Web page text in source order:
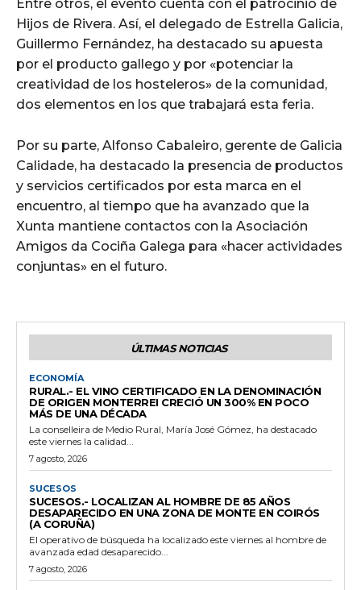
Entre otros, el evento cuenta con el patrocinio de
Hijos de Rivera. Así, el delegado de Estrella Galicia,
Guillermo Fernández, ha destacado su apuesta
por el producto gallego y por «potenciar la
creatividad de los hosteleros» de la comunidad,
dos elementos en los que trabajará esta feria.
Por su parte, Alfonso Cabaleiro, gerente de Galicia
Calidade, ha destacado la presencia de productos
y servicios certificados por esta marca en el
encuentro, al tiempo que ha avanzado que la
Xunta mantiene contactos con la Asociación
Amigos da Cociña Galega para «hacer actividades
conjuntas» en el futuro.
ÚLTIMAS NOTICIAS
ECONOMÍA
RURAL.- EL VINO CERTIFICADO EN LA DENOMINACIÓN
DE ORIGEN MONTERREI CRECIÓ UN 300% EN POCO
MÁS DE UNA DÉCADA
La conselleira de Medio Rural, María José Gómez, ha destacado
este viernes la calidad...
7 agosto, 2026
SUCESOS
SUCESOS.- LOCALIZAN AL HOMBRE DE 85 AÑOS
DESAPARECIDO EN UNA ZONA DE MONTE EN COIRÓS
(A CORUÑA)
El operativo de búsqueda ha localizado este viernes al hombre de
avanzada edad desaparecido...
7 agosto, 2026